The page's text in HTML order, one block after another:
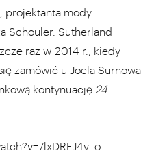
, projektanta mody
Schouler. Sutherland
raz w 2014 r., kiedy
zamówić u Joela Surnowa
kontynuację 24